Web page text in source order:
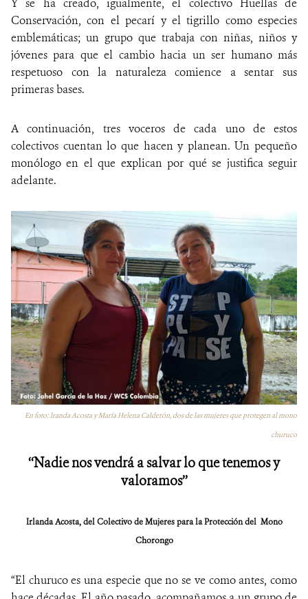
Y se ha creado, igualmente, el colectivo Huellas de
Conservación, con el pecarí y el tigrillo como especies
emblemáticas; un grupo que trabaja con niñas, niños y
jóvenes para que el cambio hacia un ser humano más
respetuoso con la naturaleza comience a sentar sus
primeras bases.
A continuación, tres voceros de cada uno de estos
colectivos cuentan lo que hacen y planean. Un pequeño
monólogo en el que explican por qué se justifica seguir
adelante.
En foto: lranda Acosta y María Helena Calderón, dos de las mujeres que protegen al mono
churuco
‘‘Nadie nos vendrá a salvar lo que tenemos y
valoramos’’
Irlanda Acosta, del Colectivo de Mujeres para la Protección del Mono
Chorongo
“El churuco es una especie que no se ve como antes, como